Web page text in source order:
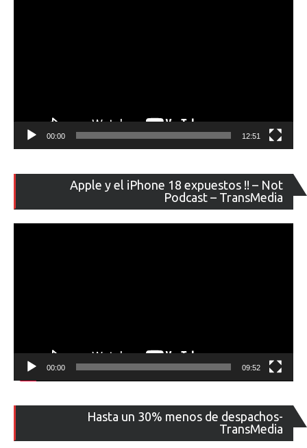
00:00 12:51
Apple y el iPhone 18 expuestos !! – Not
Podcast – TransMedia
de
00:00 09:52
Hasta un 30% menos de despachos-
TransMedia
de